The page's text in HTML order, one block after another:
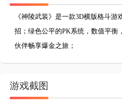
《神陵武装》是一款3D横版格斗
招；绿色公平的PK系统，数值平衡
伙伴畅享爆金之旅；
游戏截图